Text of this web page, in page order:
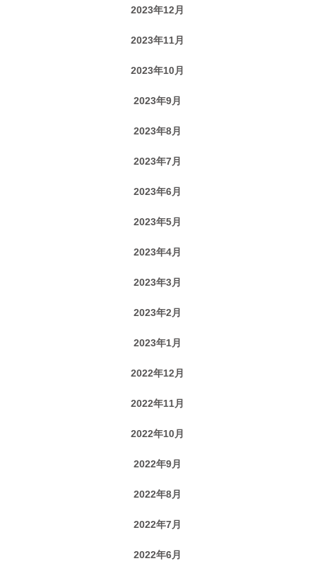
2023年12月
2023年11月
2023年10月
2023年9月
2023年8月
2023年7月
2023年6月
2023年5月
2023年4月
2023年3月
2023年2月
2023年1月
2022年12月
2022年11月
2022年10月
2022年9月
2022年8月
2022年7月
2022年6月